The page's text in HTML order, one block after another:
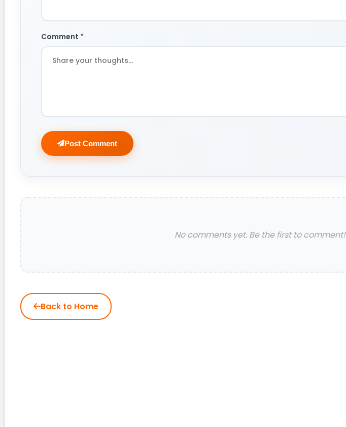
Comment *
Post Comment
No comments yet. Be the first to comment!
Back to Home